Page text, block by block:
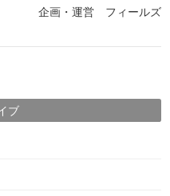
企画・運営 フィールズ
ブ